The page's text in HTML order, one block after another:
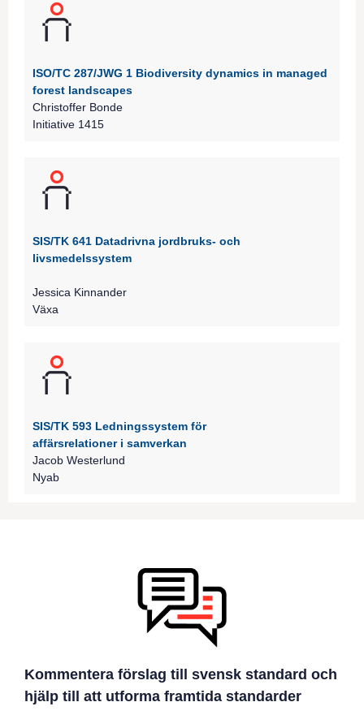
ISO/TC 287/JWG 1 Biodiversity dynamics in managed
forest landscapes
Christoffer Bonde
Initiative 1415
SIS/TK 641 Datadrivna jordbruks- och
livsmedelssystem
Jessica Kinnander
Växa
SIS/TK 593 Ledningssystem för
affärsrelationer i samverkan
Jacob Westerlund
Nyab
Kommentera förslag till svensk standard och
hjälp till att utforma framtida standarder